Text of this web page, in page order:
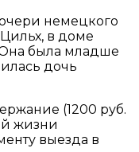
немецкого
в доме
была младше
дочь
(1200 руб.
жизни
выезда в